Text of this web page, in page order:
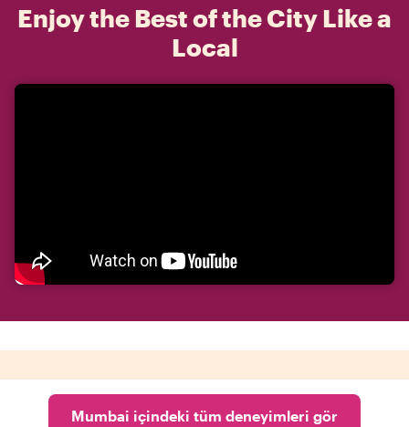
Enjoy the Best of the City Like a
Local
Mumbai içindeki tüm deneyimleri gör